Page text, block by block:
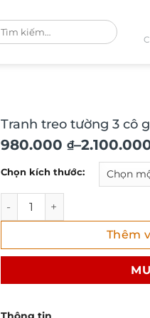
Tranh treo tường 3 cô
980.000 ₫–
Khoảng
giá:
980.000 ₫
2.100.000 ₫
Chọn kích thước:
Tranh treo tường 3 cô gái
Thêm